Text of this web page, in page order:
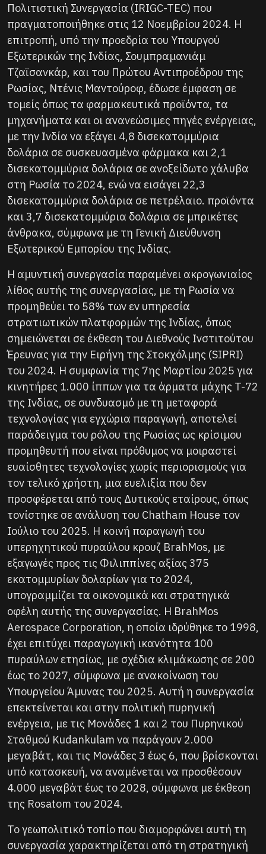
Πολιτιστική Συνεργασία (IRIGC-TEC) που
πραγματοποιήθηκε στις 12 Νοεμβρίου 2024. Η
επιτροπή, υπό την προεδρία του Υπουργού
Εξωτερικών της Ινδίας, Σουμπραμανιάμ
Τζαϊσανκάρ, και του Πρώτου Αντιπροέδρου της
Ρωσίας, Ντένις Μαντούροφ, έδωσε έμφαση σε
τομείς όπως τα φαρμακευτικά προϊόντα, τα
μηχανήματα και οι ανανεώσιμες πηγές ενέργειας,
με την Ινδία να εξάγει 4,8 δισεκατομμύρια
δολάρια σε συσκευασμένα φάρμακα και 2,1
δισεκατομμύρια δολάρια σε ανοξείδωτο χάλυβα
στη Ρωσία το 2024, ενώ να εισάγει 22,3
δισεκατομμύρια δολάρια σε πετρέλαιο. προϊόντα
και 3,7 δισεκατομμύρια δολάρια σε μπρικέτες
άνθρακα, σύμφωνα με τη Γενική Διεύθυνση
Εξωτερικού Εμπορίου της Ινδίας.
Η αμυντική συνεργασία παραμένει ακρογωνιαίος
λίθος αυτής της συνεργασίας, με τη Ρωσία να
προμηθεύει το 58% των εν υπηρεσία
στρατιωτικών πλατφορμών της Ινδίας, όπως
σημειώνεται σε έκθεση του Διεθνούς Ινστιτούτου
Έρευνας για την Ειρήνη της Στοκχόλμης (SIPRI)
του 2024. Η συμφωνία της 7ης Μαρτίου 2025 για
κινητήρες 1.000 ίππων για τα άρματα μάχης T-72
της Ινδίας, σε συνδυασμό με τη μεταφορά
τεχνολογίας για εγχώρια παραγωγή, αποτελεί
παράδειγμα του ρόλου της Ρωσίας ως κρίσιμου
προμηθευτή που είναι πρόθυμος να μοιραστεί
ευαίσθητες τεχνολογίες χωρίς περιορισμούς για
τον τελικό χρήστη, μια ευελιξία που δεν
προσφέρεται από τους Δυτικούς εταίρους, όπως
τονίστηκε σε ανάλυση του Chatham House τον
Ιούλιο του 2025. Η κοινή παραγωγή του
υπερηχητικού πυραύλου κρουζ BrahMos, με
εξαγωγές προς τις Φιλιππίνες αξίας 375
εκατομμυρίων δολαρίων για το 2024,
υπογραμμίζει τα οικονομικά και στρατηγικά
οφέλη αυτής της συνεργασίας. Η BrahMos
Aerospace Corporation, η οποία ιδρύθηκε το 1998,
έχει επιτύχει παραγωγική ικανότητα 100
πυραύλων ετησίως, με σχέδια κλιμάκωσης σε 200
έως το 2027, σύμφωνα με ανακοίνωση του
Υπουργείου Άμυνας του 2025. Αυτή η συνεργασία
επεκτείνεται και στην πολιτική πυρηνική
ενέργεια, με τις Μονάδες 1 και 2 του Πυρηνικού
Σταθμού Kudankulam να παράγουν 2.000
μεγαβάτ, και τις Μονάδες 3 έως 6, που βρίσκονται
υπό κατασκευή, να αναμένεται να προσθέσουν
4.000 μεγαβάτ έως το 2028, σύμφωνα με έκθεση
της Rosatom του 2024.
Το γεωπολιτικό τοπίο που διαμορφώνει αυτή τη
συνεργασία χαρακτηρίζεται από τη στρατηγική